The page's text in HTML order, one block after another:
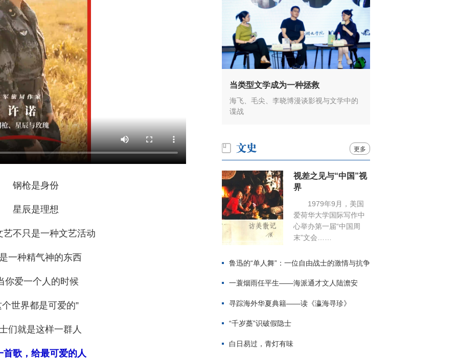
钢枪是身份
星辰是理想
艺不只是一种文艺活动
一种精气神的东西
你爱一个人的时候
世界都是可爱的”
们就是这样一群人
首歌，给最可爱的人
当类型文学成为一种拯救
海飞、毛尖、李晓博漫谈影视与文学中的
谍战
更多
视差之见与“中国”视
界
1979年9月，美国
爱荷华大学国际写作中
心举办第一届“中国周
末”文会……
鲁迅的“单人舞”：一位自由战士的激情与抗争
一蓑烟雨任平生——海派通才文人陆澹安
寻踪海外华夏典籍——读《瀛海寻珍》
“千岁蘽”识破假隐士
白日易过，青灯有味